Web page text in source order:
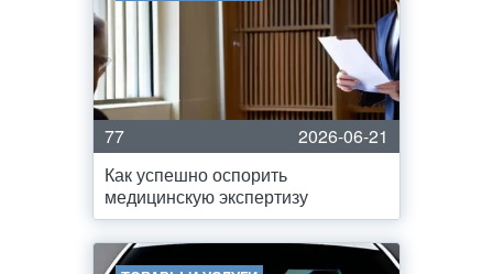
77
2026-06-21
Как успешно оспорить
медицинскую экспертизу